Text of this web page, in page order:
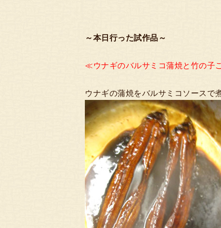
～本日行った試作品～
≪ウナギのバルサミコ蒲焼と竹の子
ウナギの蒲焼をバルサミコソースで